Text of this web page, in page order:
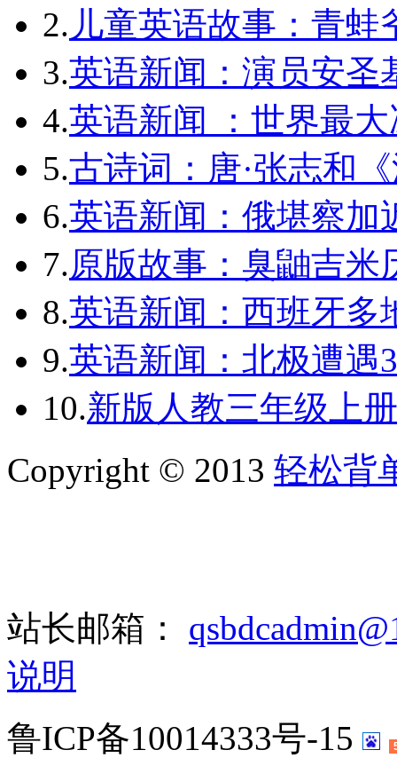
2. 儿童英语故事：青蛙
3.英语新闻：演员安圣
4.英语新闻 ：世界最
5.古诗词：唐·张志和
6.英语新闻：俄堪察加
7.原版故事：臭鼬吉米
8.英语新闻：西班牙多
9.英语新闻：北极遭遇
10.新版人教三年级上
Copyright © 2013 轻松背
站长邮箱：
说明
鲁ICP备10014333号-15